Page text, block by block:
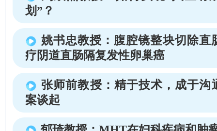
划”？
姚书忠教授：腹腔镜整块切除直
疗阴道直肠隔复发性卵巢癌
张师前教授：精于技术，成于
案谈起